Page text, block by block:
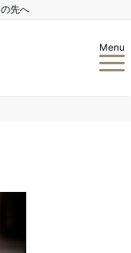
先へ
Menu